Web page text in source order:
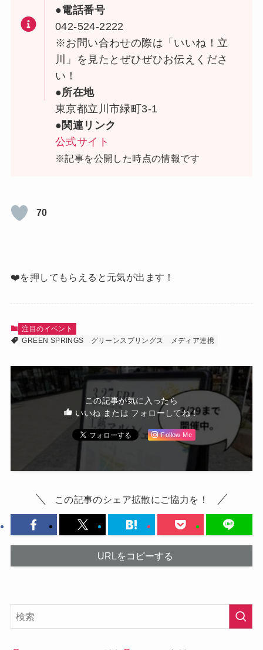
●電話番号
042-524-2222
※お問い合わせの際は「いいね！立
川」を見たとぜひぜひお伝えくださ
い！
●所在地
東京都立川市緑町3-1
●関連リンク
公式サイト
※記事を公開した時点の情報です
70
❤️を押してもらえると元気が出ます！
注目のイベント
GREEN SPRINGS
グリーンスプリングス メディア連携
この記事が気に入ったら
いいね または フォローしてね！
Follow Me
この記事のシェア拡散にご協力を！
URLをコピーする